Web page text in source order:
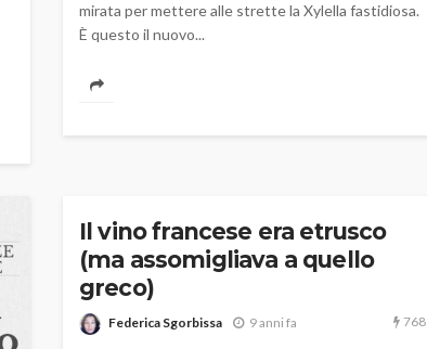
mirata per mettere alle strette la Xylella fastidiosa.
È questo il nuovo...
Il vino francese era etrusco
(ma assomigliava a quello
greco)
Federica Sgorbissa 9 anni fa 768